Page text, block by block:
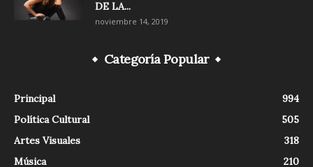
DE LA...
noviembre 14, 2019
Categoría Popular
Principal
994
Política Cultural
505
Artes Visuales
318
Música
210